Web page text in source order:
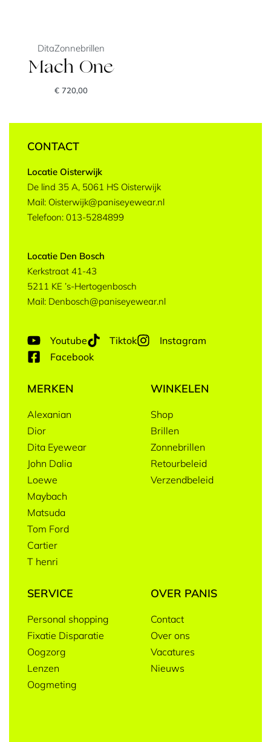
DitaZonnebrillen
Mach One
€720,00
CONTACT
Locatie Oisterwijk
De lind 35 A, 5061 HS Oisterwijk
Mail: Oisterwijk@paniseyewear.nl
Telefoon: 013-5284899
Locatie Den Bosch
Kerkstraat 41-43
5211 KE ’s-Hertogenbosch
Mail: Denbosch@paniseyewear.nl
Youtube Tiktok
Instagram
Facebook
MERKEN
Alexanian
Dior
Dita Eyewear
John Dalia
Loewe
Maybach
Matsuda
Tom Ford
Cartier
T henri
WINKELEN
Shop
Brillen
Zonnebrillen
Retourbeleid
Verzendbeleid
SERVICE
Personal shopping
Fixatie Disparatie
Oogzorg
Lenzen
Oogmeting
OVER PANIS
Contact
Over ons
Vacatures
Nieuws